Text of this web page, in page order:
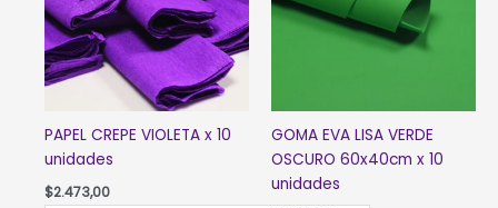
PAPEL CREPE VIOLETA x 10
unidades
$2.473,00
GOMA EVA LISA VERDE
OSCURO 60x40cm x 10
unidades